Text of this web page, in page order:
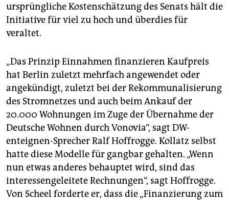
ursprüngliche Kostenschätzung des Senats hält die
Initiative für viel zu hoch und überdies für
veraltet.
„Das Prinzip Einnahmen finanzieren Kaufpreis
hat Berlin zuletzt mehrfach angewendet oder
angekündigt, zuletzt bei der Rekommunalisierung
des Stromnetzes und auch beim Ankauf der
20.000 Wohnungen im Zuge der Übernahme der
Deutsche Wohnen durch Vonovia“, sagt DW-
enteignen-Sprecher Ralf Hoffrogge. Kollatz selbst
hatte diese Modelle für gangbar gehalten. „Wenn
nun etwas anderes behauptet wird, sind das
interessengeleitete Rechnungen“, sagt Hoffrogge.
Von Scheel forderte er, dass die „Finanzierung zum